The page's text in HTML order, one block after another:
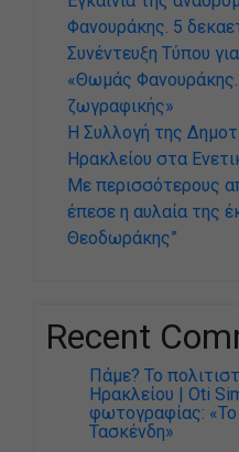
Φανουράκης. 5
Συνέντευξη Τύπου
«Θωμάς Φανουράκης.
ζωγραφικής»
Η Συλλογή της
Ηρακλείου στα
Με περισσότερους
έπεσε η αυλαία της
Θεοδωράκης”
Recent
Πάμε? Το
Ηρακλείου | Oti
φωτογραφίας:
Τασκένδη»